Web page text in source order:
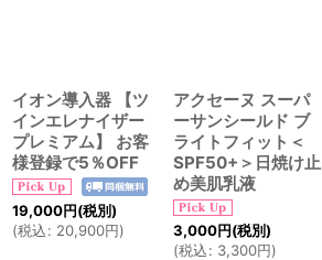
イオン導入器 【ツ
インエレナイザー
プレミアム】 お客
様登録で5％OFF
19,000円(税別)
(税込: 20,900円)
アクセーヌ スーパ
ーサンシールド ブ
ライトフィット＜
SPF50+＞日焼け止
め美肌乳液
3,000円(税別)
(税込: 3,300円)